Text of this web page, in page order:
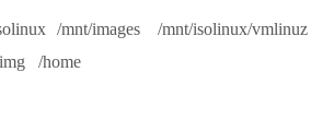
/mnt/images /mnt/isolinux/vmlinuz
/home